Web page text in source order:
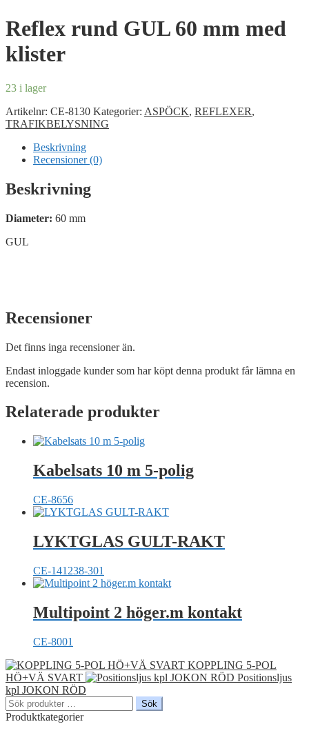
Reflex rund GUL 60 mm med
klister
23 i lager
Artikelnr: CE-8130 Kategorier: ASPÖCK, REFLEXER,
TRAFIKBELYSNING
Beskrivning
Recensioner (0)
Beskrivning
Diameter: 60 mm
GUL
Recensioner
Det finns inga recensioner än.
Endast inloggade kunder som har köpt denna produkt får lämna en
recension.
Relaterade produkter
Kabelsats 10 m 5-polig
CE-8656
LYKTGLAS GULT-RAKT
CE-141238-301
Multipoint 2 höger.m kontakt
CE-8001
KOPPLING 5-POL
HÖ+VÄ SVART
Positionsljus
kpl JOKON RÖD
Sök
efter:
Sök
Produktkategorier